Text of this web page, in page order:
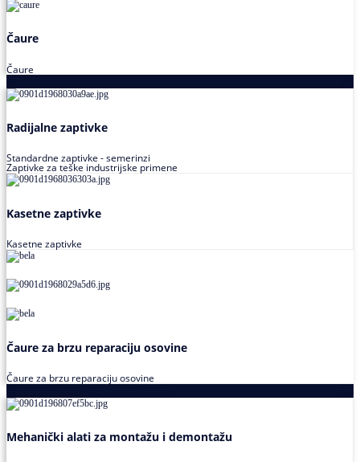
Čaure
Čaure
Radijalne zaptivke
Standardne zaptivke - semerinzi
Zaptivke za teške industrijske primene
Kasetne zaptivke
Kasetne zaptivke
Čaure za brzu reparaciju osovine
Čaure za brzu reparaciju osovine
Mehanički alati za montažu i demontažu